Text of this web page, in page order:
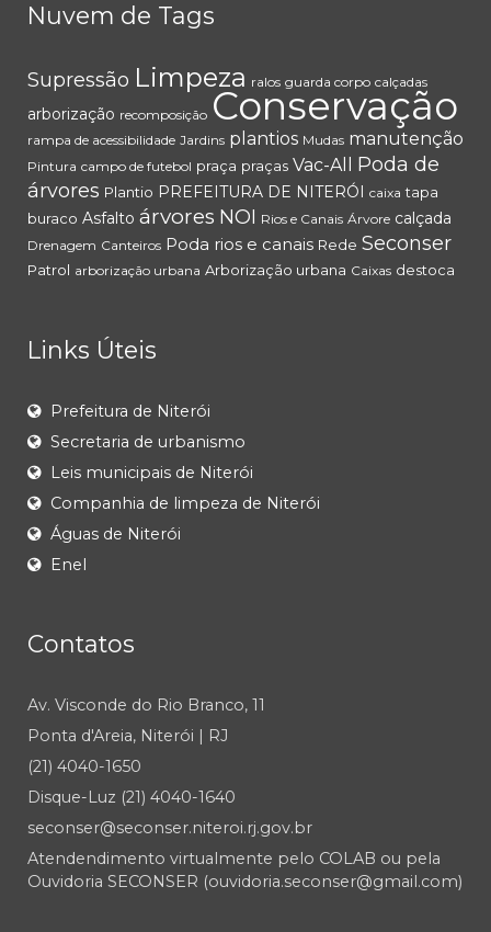
Nuvem de Tags
Supressão Limpeza ralos guarda corpo calçadas
arborização recomposição Conservação
rampa de acessibilidade Jardins plantios Mudas manutenção
Pintura campo de futebol praça praças Vac-All
Poda de
árvores Plantio PREFEITURA DE NITERÓI caixa tapa
buraco Asfalto árvores NOI Rios e Canais Árvore calçada
Drenagem Canteiros Poda rios e canais Rede Seconser
Patrol arborização urbana Arborização urbana Caixas destoca
Links Úteis
Prefeitura de Niterói
Secretaria de urbanismo
Leis municipais de Niterói
Companhia de limpeza de Niterói
Águas de Niterói
Enel
Contatos
Av. Visconde do Rio Branco, 11
Ponta d'Areia, Niterói | RJ
(21) 4040-1650
Disque-Luz (21) 4040-1640
seconser@seconser.niteroi.rj.gov.br
Atendendimento virtualmente pelo COLAB ou pela
Ouvidoria SECONSER (ouvidoria.seconser@gmail.com)